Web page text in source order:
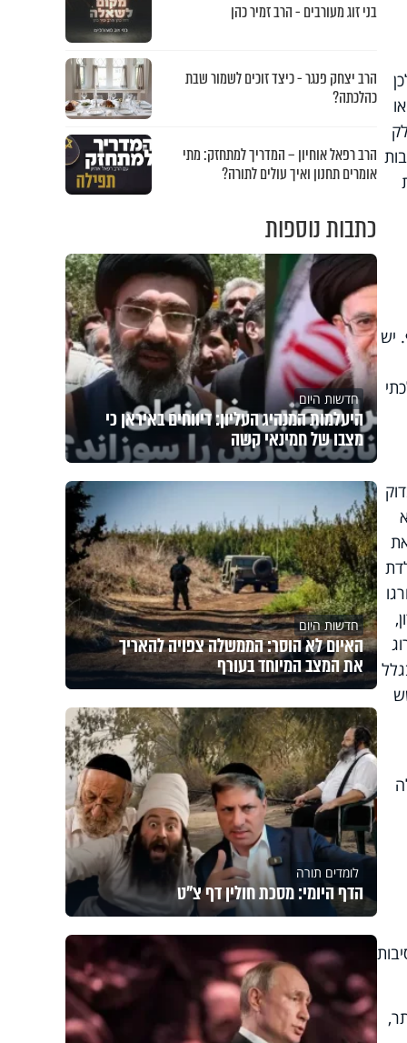
יש
בני זוג מעורבים - הרב זמיר כהן
הרב יצחק פנגר - כיצד זוכים לשמור שבת
כהלכתה?
הרב רפאל אוחיון – המדריך למתחזק: מתי
אומרים תחנון ואיך עולים לתורה?
כתבות נוספות
חדשות היום
היעלמות המנהיג העליון: דיווחים באיראן כי
מצבו של חמינאי קשה
חדשות היום
האיום לא הוסר: הממשלה צפויה להאריך
את המצב המיוחד בעורף
לומדים תורה
הדף היומי: מסכת חולין דף צ"ט